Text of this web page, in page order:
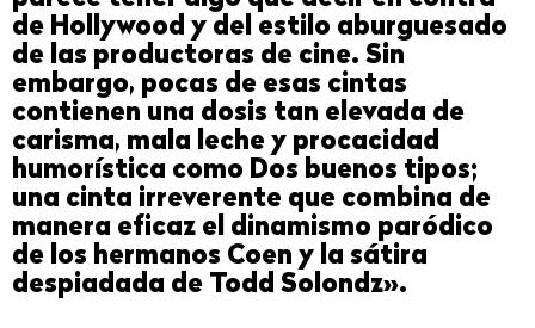
de Hollywood y del estilo aburguesado
de las productoras de cine. Sin
embargo, pocas de esas cintas
contienen una dosis tan elevada de
carisma, mala leche y procacidad
humorística como Dos buenos tipos;
una cinta irreverente que combina de
manera eficaz el dinamismo paródico
de los hermanos Coen y la sátira
despiadada de Todd Solondz».